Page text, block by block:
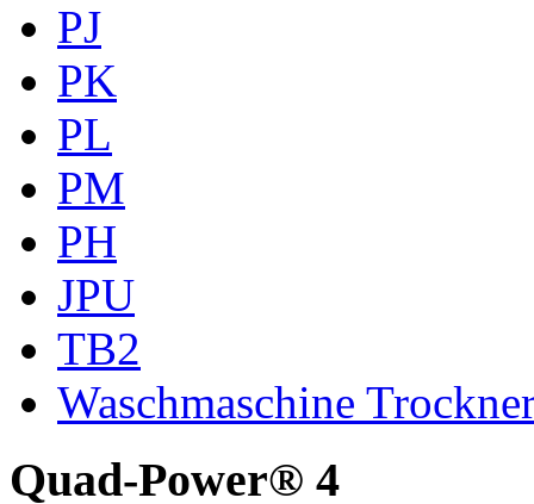
PJ
PK
PL
PM
PH
JPU
TB2
Waschmaschine
Quad-Power® 4